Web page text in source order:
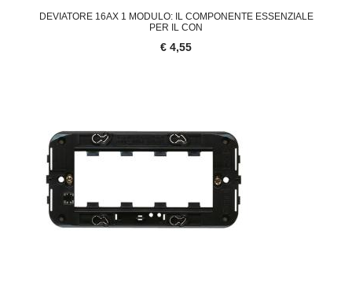
DEVIATORE 16AX 1 MODULO: IL COMPONENTE ESSENZIALE
PER IL CON
€ 4,55